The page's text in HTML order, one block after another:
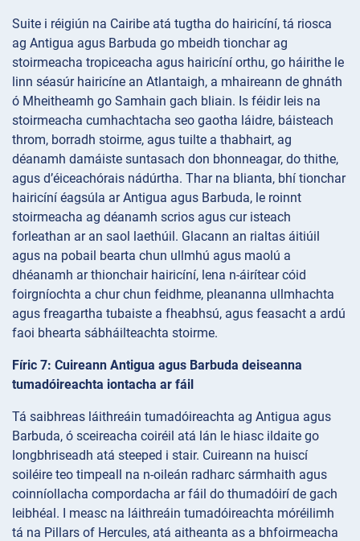
Suite i réigiún na Cairibe atá tugtha do hairicíní, tá riosca
ag Antigua agus Barbuda go mbeidh tionchar ag
stoirmeacha tropiceacha agus hairicíní orthu, go háirithe le
linn séasúr hairicíne an Atlantaigh, a mhaireann de ghnáth
ó Mheitheamh go Samhain gach bliain. Is féidir leis na
stoirmeacha cumhachtacha seo gaotha láidre, báisteach
throm, borradh stoirme, agus tuilte a thabhairt, ag
déanamh damáiste suntasach don bhonneagar, do thithe,
agus d’éiceachórais nádúrtha. Thar na blianta, bhí tionchar
hairicíní éagsúla ar Antigua agus Barbuda, le roinnt
stoirmeacha ag déanamh scrios agus cur isteach
forleathan ar an saol laethúil. Glacann an rialtas áitiúil
agus na pobail bearta chun ullmhú agus maolú a
dhéanamh ar thionchair hairicíní, lena n-áirítear cóid
foirgníochta a chur chun feidhme, pleananna ullmhachta
agus freagartha tubaiste a fheabhsú, agus feasacht a ardú
faoi bhearta sábháilteachta stoirme.
Fíric 7: Cuireann Antigua agus Barbuda deiseanna
tumadóireachta iontacha ar fáil
Tá saibhreas láithreáin tumadóireachta ag Antigua agus
Barbuda, ó sceireacha coiréil atá lán le hiasc ildaite go
longbhriseadh atá steeped i stair. Cuireann na huiscí
soiléire teo timpeall na n-oileán radharc sármhaith agus
coinníollacha compordacha ar fáil do thumadóirí de gach
leibhéal. I measc na láithreáin tumadóireachta móréilimh
tá na Pillars of Hercules, atá aitheanta as a bhfoirmeacha